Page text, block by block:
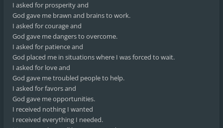
I asked for prosperity and
God gave me brawn and brains to work.
I asked for courage and
God gave me dangers to overcome.
I asked for patience and
God placed me in situations where I was forced to wait.
I asked for love and
God gave me troubled people to help.
I asked for favors and
God gave me opportunities.
I received nothing I wanted
I received everything I needed.